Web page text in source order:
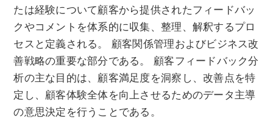
たは経験について顧客から提供されたフィードバッ
クやコメントを体系的に収集、整理、解釈するプロ
セスと定義される。 顧客関係管理およびビジネス改
善戦略の重要な部分である。 顧客フィードバック分
析の主な目的は、顧客満足度を洞察し、改善点を特
定し、顧客体験全体を向上させるためのデータ主導
の意思決定を行うことである。